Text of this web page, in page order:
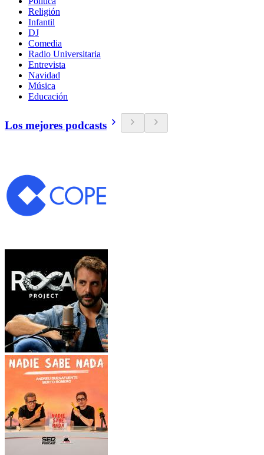
Religión
Infantil
DJ
Comedia
Radio Universitaria
Entrevista
Navidad
Música
Educación
Los mejores podcasts